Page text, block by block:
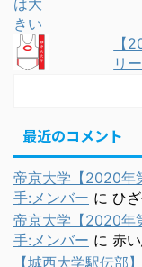
【
リ
最近のコメント
帝京大学【2020年
手:メンバー に ひ
帝京大学【2020年
手:メンバー に 赤
【城西大学駅伝部